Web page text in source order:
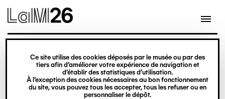
Gestion des cookies
Ce site utilise des cookies déposés par le musée ou par des
tiers afin d’améliorer votre expérience de navigation et
d’établir des statistiques d’utilisation.
À l’exception des cookies nécessaires au bon fonctionnement
du site, vous pouvez tous les accepter, tous les refuser ou en
personnaliser le dépôt.
contenu